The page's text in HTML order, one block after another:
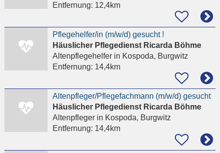
Entfernung: 12,4km
Pflegehelfer/in (m/w/d) gesucht !
Häuslicher Pflegedienst Ricarda Böhme
Altenpflegehelferin Kospoda, Burgwitz
Entfernung: 14,4km
Altenpfleger/Pflegefachmann (m/w/d) gesucht
Häuslicher Pflegedienst Ricarda Böhme
Altenpflegerin Kospoda, Burgwitz
Entfernung: 14,4km